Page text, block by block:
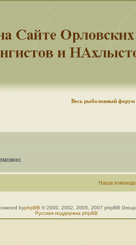
Весь рыболовный форум
Наша команда
byphpBB © 2000, 2002, 2005, 2007 phpBB Group
Русская поддержка phpBB